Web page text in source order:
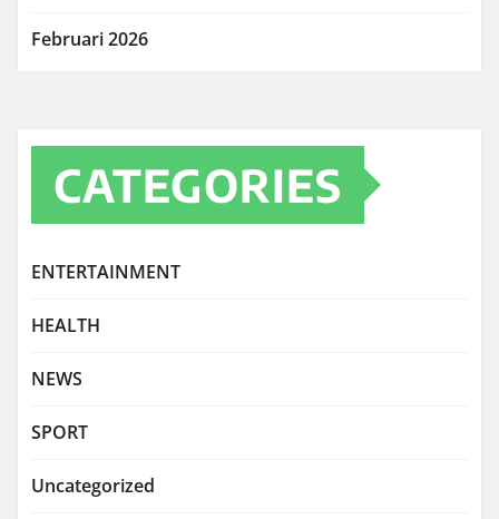
Februari 2026
CATEGORIES
ENTERTAINMENT
HEALTH
NEWS
SPORT
Uncategorized